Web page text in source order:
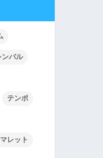
ンバル
テンポ
マレット